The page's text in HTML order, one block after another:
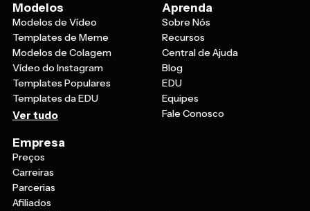
Modelos
Modelos de Vídeo
Templates de Meme
Modelos de Colagem
Vídeo do Instagram
Templates Populares
Templates da EDU
Ver tudo
Aprenda
Sobre Nós
Recursos
Central de Ajuda
Blog
EDU
Equipes
Fale Conosco
Empresa
Preços
Carreiras
Parcerias
Afiliados